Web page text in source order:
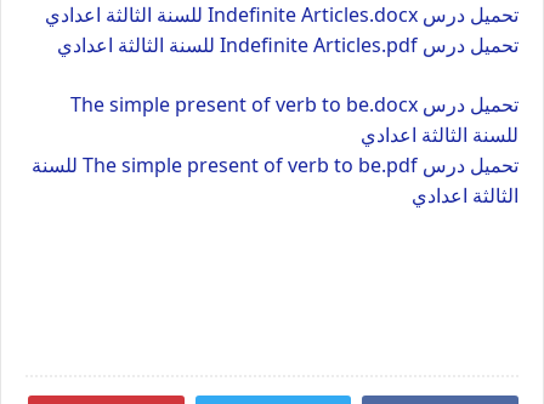
تحميل درس Indefinite Articles.docx للسنة الثالثة اعدادي
تحميل درس Indefinite Articles.pdf للسنة الثالثة اعدادي
تحميل درس The simple present of verb to be.docx
للسنة الثالثة اعدادي
تحميل درس The simple present of verb to be.pdf للسنة
الثالثة اعدادي